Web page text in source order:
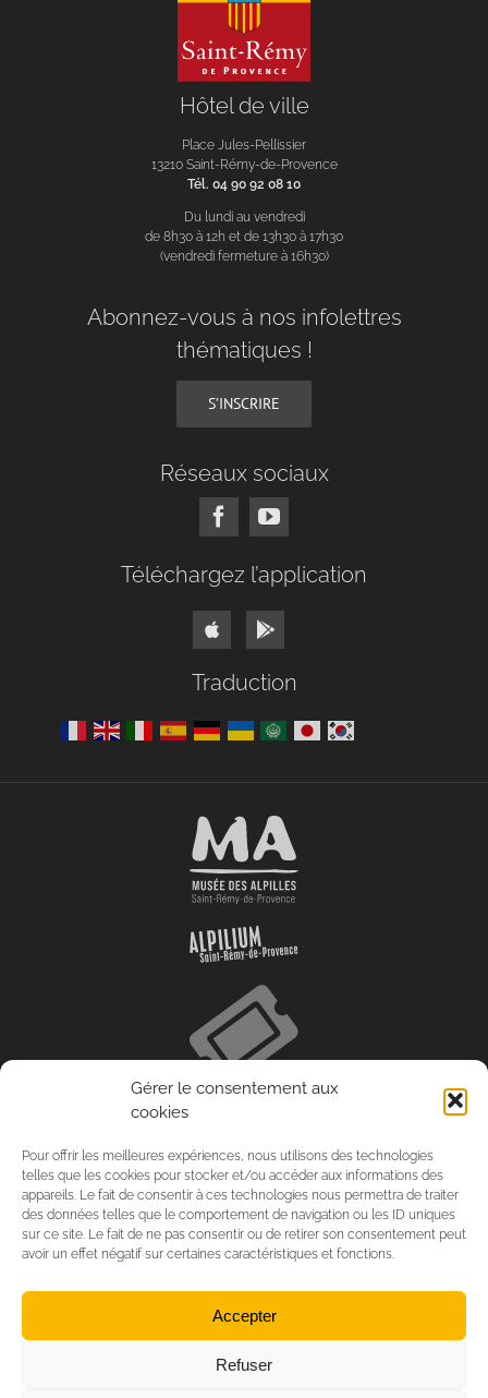
Gérer le consentement aux
cookies
Pour offrir les meilleures expériences, nous utilisons des technologies
telles que les cookies pour stocker et/ou accéder aux informations des
appareils. Le fait de consentir à ces technologies nous permettra de traiter
des données telles que le comportement de navigation ou les ID uniques
sur ce site. Le fait de ne pas consentir ou de retirer son consentement peut
avoir un effet négatif sur certaines caractéristiques et fonctions.
Accepter
Refuser
Hôtel de ville
Place Jules-Pellissier
13210 Saint-Rémy-de-Provence
Tél. 04 90 92 08 10
Du lundi au vendredi
de 8h30 à 12h et de 13h30 à 17h30
(vendredi fermeture à 16h30)
Abonnez-vous à nos infolettres
thématiques !
S’INSCRIRE
Réseaux sociaux
Téléchargez l’application
Traduction